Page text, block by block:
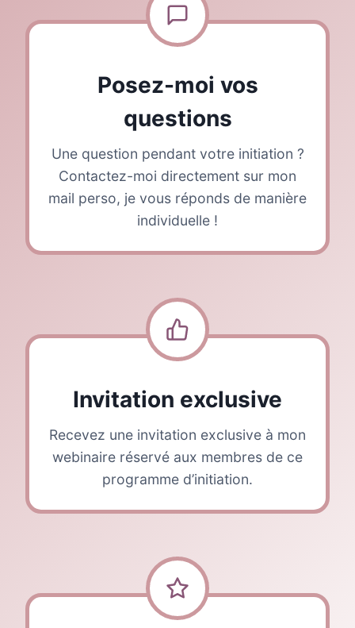
Posez-moi vos
questions
Une question pendant votre initiation ?
Contactez-moi directement sur mon
mail perso, je vous réponds de manière
individuelle !
Invitation exclusive
Recevez une invitation exclusive à mon
webinaire réservé aux membres de ce
programme d’initiation.